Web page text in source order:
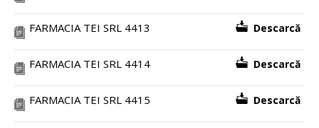
FARMACIA TEI SRL 4413 Descarcă
FARMACIA TEI SRL 4414 Descarcă
FARMACIA TEI SRL 4415 Descarcă